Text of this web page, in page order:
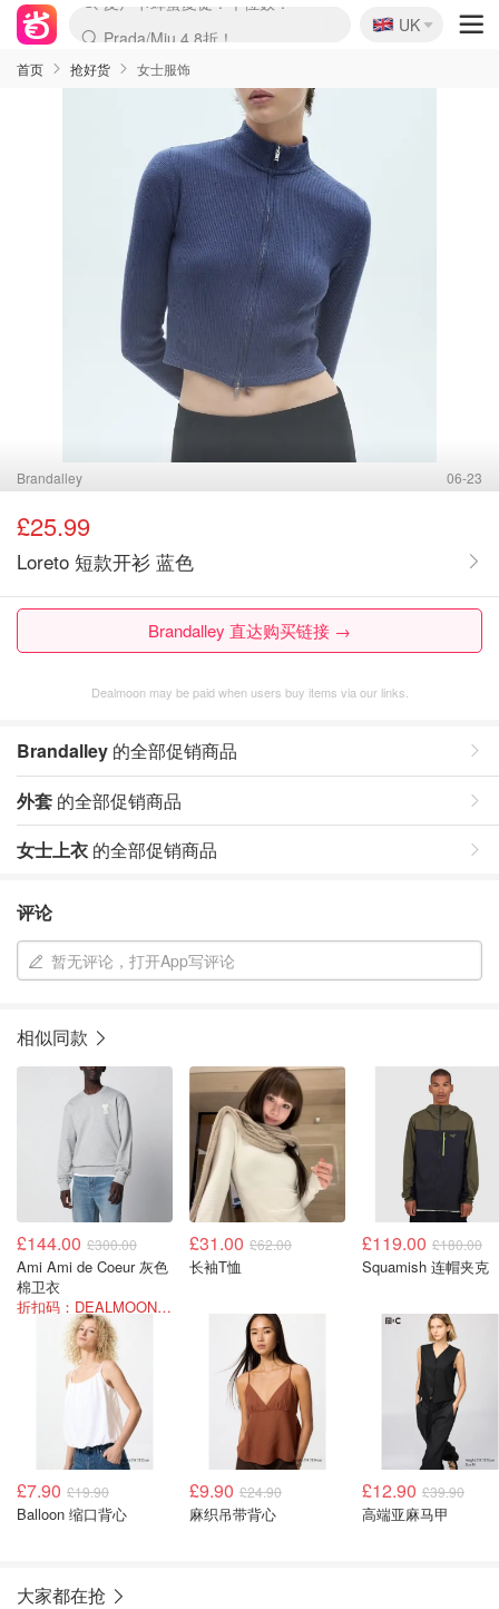
麦卢卡蜂蜜夏促！个位数！
啥？必胜客披萨5折！
🇬🇧
UK
首页 抢好货 女士服饰
Brandalley 06-23
£25.99
Loreto 短款开衫 蓝色
Brandalley 直达购买链接 →
Dealmoon may be paid when users buy items via our links.
Brandalley 的全部促销商品
外套 的全部促销商品
女士上衣 的全部促销商品
评论
暂无评论，打开App写评论
相似同款
£144.00 £300.00
Ami Ami de Coeur 灰色
棉卫衣
折扣码：DEALMOON-AOT26
£31.00 £62.00
长袖T恤
£119.00 £180.00
Squamish 连帽夹克
£7.90 £19.90
Balloon 缩口背心
£9.90 £24.90
麻织吊带背心
£12.90 £39.90
高端亚麻马甲
大家都在抢